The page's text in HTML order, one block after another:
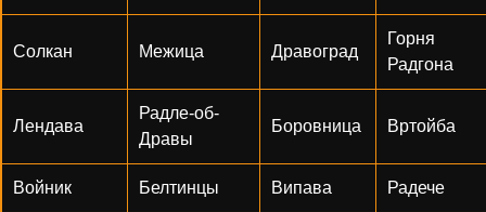
Солкан Межица Дравоград
Горня
Радгона
Лендава
Радле-об-
Дравы
Боровница Вртойба
Войник Белтинцы Випава Радече